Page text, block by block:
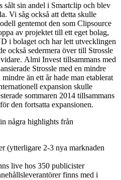
sålt sin andel i Smartclip och blev
Vi såg också att detta skulle
gentemot den som Clipsource
av projektet till ett eget bolag,
i bolaget och har lett utvecklingen
också sedermera över till Strossle
Almi Invest tillsammans med
Strossle med en mindre
än ett år hade man etablerat
expansion skulle
sommaren 2014 tillsammans
den fortsatta expansionen.
några highlights från
(ytterligare 2-3 nya marknaden
live hos 350 publicister
finns med i